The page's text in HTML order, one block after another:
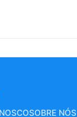
SOBRE NÓS